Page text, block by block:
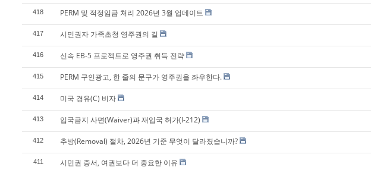
418 PERM 및 적정임금 처리 2026년 3월 업데이트
417 시민권자 가족초청 영주권의 길
416 신속 EB-5 프로젝트로 영주권 취득 전략
415 PERM 구인광고, 한 줄의 문구가 영주권을 좌우한다.
414 미국 경유(C) 비자
413 입국금지 사면(Waiver)과 재입국 허가(I-212)
412 추방(Removal) 절차, 2026년 기준 무엇이 달라졌습니까?
411 시민권 증서, 여권보다 더 중요한 이유